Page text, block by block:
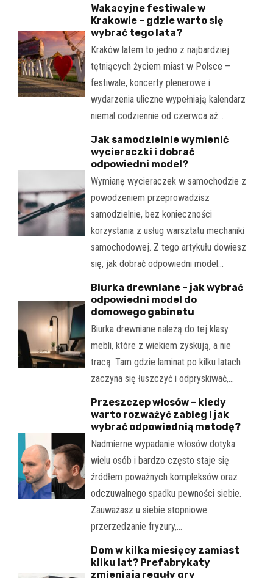
Wakacyjne festiwale w
Krakowie – gdzie warto się
wybrać tego lata?
Kraków latem to jedno z najbardziej
tętniących życiem miast w Polsce –
festiwale, koncerty plenerowe i
wydarzenia uliczne wypełniają kalendarz
niemal codziennie od czerwca aż…
Jak samodzielnie wymienić
wycieraczki i dobrać
odpowiedni model?
Wymianę wycieraczek w samochodzie z
powodzeniem przeprowadzisz
samodzielnie, bez konieczności
korzystania z usług warsztatu mechaniki
samochodowej. Z tego artykułu dowiesz
się, jak dobrać odpowiedni model…
Biurka drewniane – jak wybrać
odpowiedni model do
domowego gabinetu
Biurka drewniane należą do tej klasy
mebli, które z wiekiem zyskują, a nie
tracą. Tam gdzie laminat po kilku latach
zaczyna się łuszczyć i odpryskiwać,…
Przeszczep włosów – kiedy
warto rozważyć zabieg i jak
wybrać odpowiednią metodę?
Nadmierne wypadanie włosów dotyka
wielu osób i bardzo często staje się
źródłem poważnych kompleksów oraz
odczuwalnego spadku pewności siebie.
Zauważasz u siebie stopniowe
przerzedzanie fryzury,…
Dom w kilka miesięcy zamiast
kilku lat? Prefabrykaty
zmieniają reguły gry